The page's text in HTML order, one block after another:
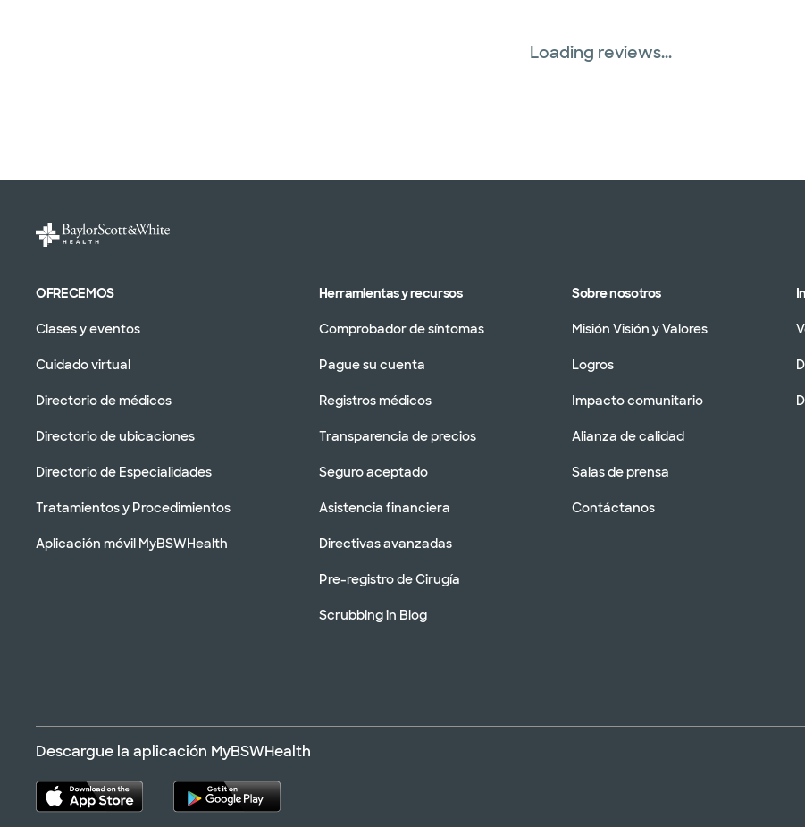
Loading reviews...
OFRECEMOS
Clases y eventos
Cuidado virtual
Directorio de médicos
Directorio de ubicaciones
Directorio de Especialidades
Tratamientos y Procedimientos
Aplicación móvil MyBSWHealth
Herramientas y recursos
Comprobador de síntomas
Pague su cuenta
Registros médicos
Transparencia de precios
Seguro aceptado
Asistencia financiera
Directivas avanzadas
Pre-registro de Cirugía
Scrubbing in Blog
Sobre nosotros
Misión Visión y Valores
Logros
Impacto comunitario
Alianza de calidad
Salas de prensa
Contáctanos
Descargue la aplicación MyBSWHealth